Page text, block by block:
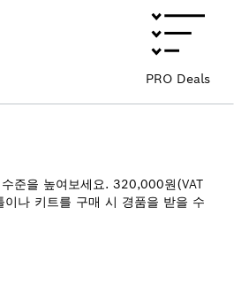
PRO Deals
준을 높여보세요. 320,000원(VAT
나 키트를 구매 시 경품을 받을 수